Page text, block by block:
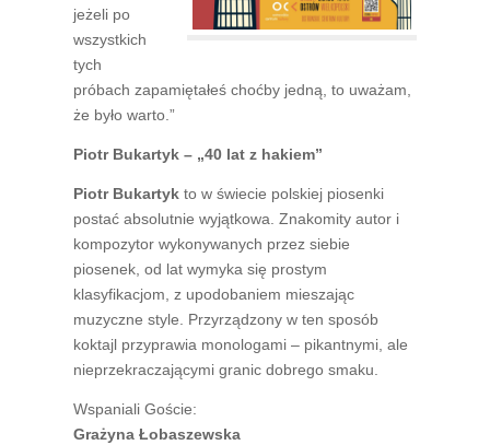
jeżeli po
wszystkich
tych
próbach zapamiętałeś choćby jedną, to uważam,
że było warto.”
Piotr Bukartyk – „40 lat z hakiem”
Piotr Bukartyk to w świecie polskiej piosenki
postać absolutnie wyjątkowa. Znakomity autor i
kompozytor wykonywanych przez siebie
piosenek, od lat wymyka się prostym
klasyfikacjom, z upodobaniem mieszając
muzyczne style. Przyrządzony w ten sposób
koktajl przyprawia monologami – pikantnymi, ale
nieprzekraczającymi granic dobrego smaku.
Wspaniali Goście:
Grażyna Łobaszewska